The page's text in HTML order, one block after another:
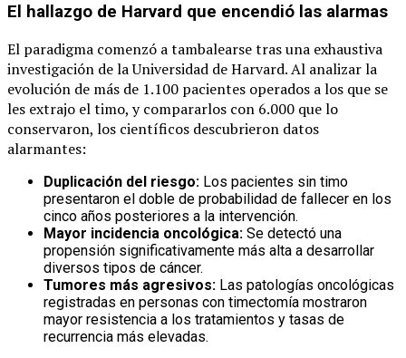
El hallazgo de Harvard que encendió las alarmas
El paradigma comenzó a tambalearse tras una exhaustiva
investigación de la Universidad de Harvard. Al analizar la
evolución de más de 1.100 pacientes operados a los que se
les extrajo el timo, y compararlos con 6.000 que lo
conservaron, los científicos descubrieron datos
alarmantes:
Duplicación del riesgo: Los pacientes sin timo
presentaron el doble de probabilidad de fallecer en los
cinco años posteriores a la intervención.
Mayor incidencia oncológica: Se detectó una
propensión significativamente más alta a desarrollar
diversos tipos de cáncer.
Tumores más agresivos: Las patologías oncológicas
registradas en personas con timectomía mostraron
mayor resistencia a los tratamientos y tasas de
recurrencia más elevadas.